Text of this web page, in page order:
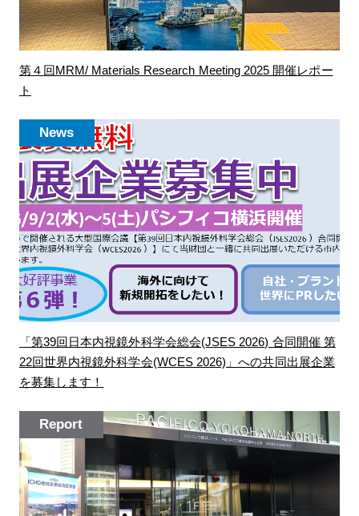
第４回MRM/ Materials Research Meeting 2025 開催レポー
ト
News
「第39回日本内視鏡外科学会総会(JSES 2026) 合同開催 第
22回世界内視鏡外科学会(WCES 2026)」への共同出展企業
を募集します！
Report